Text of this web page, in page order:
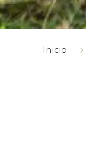
Inicio